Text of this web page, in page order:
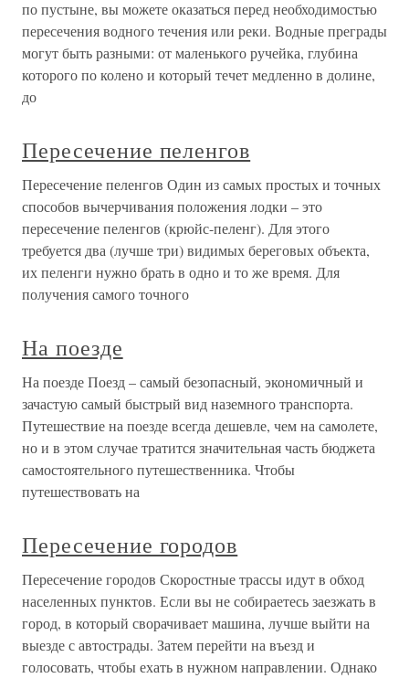
по пустыне, вы можете оказаться перед необходимостью
пересечения водного течения или реки. Водные преграды
могут быть разными: от маленького ручейка, глубина
которого по колено и который течет медленно в долине,
до
Пересечение пеленгов
Пересечение пеленгов Один из самых простых и точных
способов вычерчивания положения лодки – это
пересечение пеленгов (крюйс-пеленг). Для этого
требуется два (лучше три) видимых береговых объекта,
их пеленги нужно брать в одно и то же время. Для
получения самого точного
На поезде
На поезде Поезд – самый безопасный, экономичный и
зачастую самый быстрый вид наземного транспорта.
Путешествие на поезде всегда дешевле, чем на самолете,
но и в этом случае тратится значительная часть бюджета
самостоятельного путешественника. Чтобы
путешествовать на
Пересечение городов
Пересечение городов Скоростные трассы идут в обход
населенных пунктов. Если вы не собираетесь заезжать в
город, в который сворачивает машина, лучше выйти на
выезде с автострады. Затем перейти на въезд и
голосовать, чтобы ехать в нужном направлении. Однако